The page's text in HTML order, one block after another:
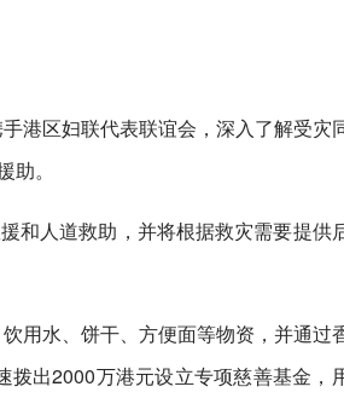
港区妇联代表联谊会，深入了解受灾
。
和人道救助，并将根据救灾需要提供
用水、饼干、方便面等物资，并通过
出2000万港元设立专项慈善基金，